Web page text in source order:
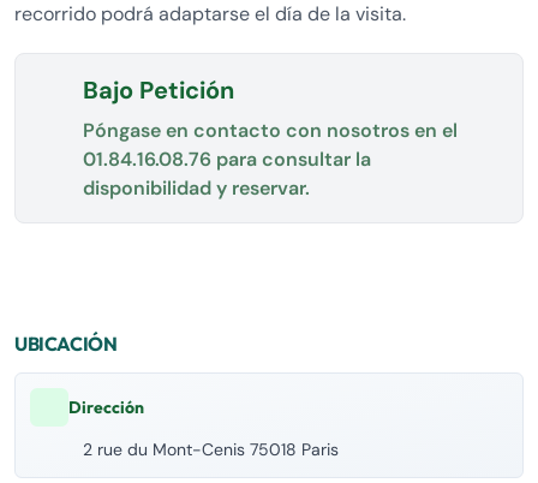
recorrido podrá adaptarse el día de la visita.
Bajo Petición
Póngase en contacto con nosotros en el
01.84.16.08.76 para consultar la
disponibilidad y reservar.
UBICACIÓN
Dirección
2 rue du Mont-Cenis 75018 Paris